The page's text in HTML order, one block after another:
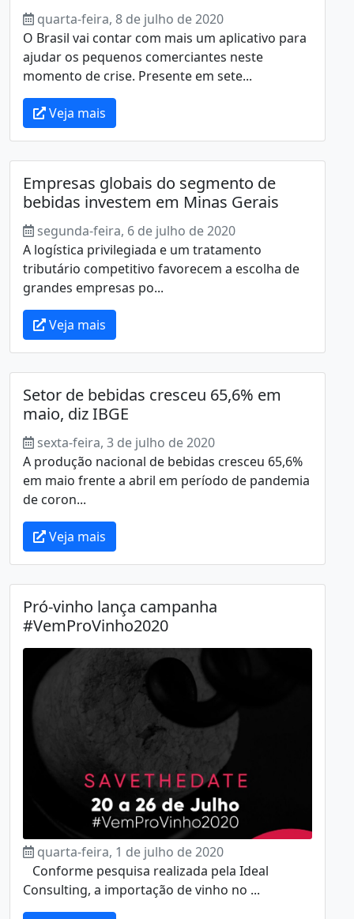
quarta-feira, 8 de julho de 2020
O Brasil vai contar com mais um aplicativo para
ajudar os pequenos comerciantes neste
momento de crise. Presente em sete...
Veja mais
Empresas globais do segmento de
bebidas investem em Minas Gerais
segunda-feira, 6 de julho de 2020
A logística privilegiada e um tratamento
tributário competitivo favorecem a escolha de
grandes empresas po...
Veja mais
Setor de bebidas cresceu 65,6% em
maio, diz IBGE
sexta-feira, 3 de julho de 2020
A produção nacional de bebidas cresceu 65,6%
em maio frente a abril em período de pandemia
de coron...
Veja mais
Pró-vinho lança campanha
#VemProVinho2020
quarta-feira, 1 de julho de 2020
Conforme pesquisa realizada pela Ideal
Consulting, a importação de vinho no ...